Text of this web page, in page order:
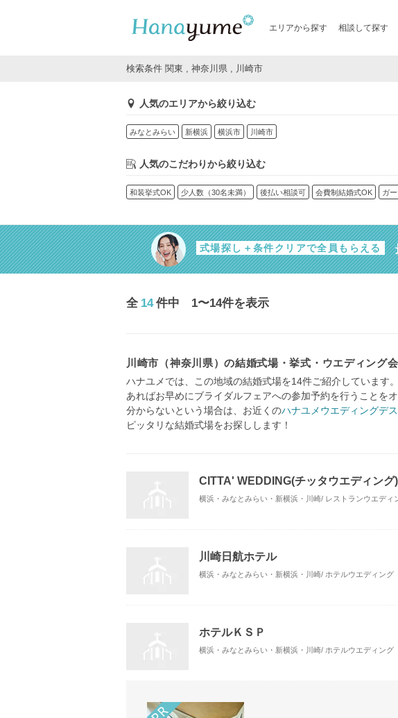
エリアから探す 相談して探す
検索条件 関東 , 神奈川県 , 川崎市
人気のエリアから絞り込む
みなとみらい 新横浜 横浜市 川崎市
人気のこだわりから絞り込む
和装挙式OK 少人数（30名未満） 後払い相談可 会費制結婚式OK ガ
式場探し＋条件クリアで全員もらえる
全 14 件中 1〜14件を表示
川崎市（神奈川県）の結婚式場・挙式・ウエディング
ハナユメでは、この地域の結婚式場を14件ご紹介しています
あればお早めにブライダルフェアへの参加予約を行うことを
分からないという場合は、お近くのハナユメウエディングデ
ピッタリな結婚式場をお探しします！
CITTA' WEDDING(チッタウエディング)
横浜・みなとみらい・新横浜・川崎/ レストランウエディ
川崎日航ホテル
横浜・みなとみらい・新横浜・川崎/ ホテルウエディング
ホテルＫＳＰ
横浜・みなとみらい・新横浜・川崎/ ホテルウエディング